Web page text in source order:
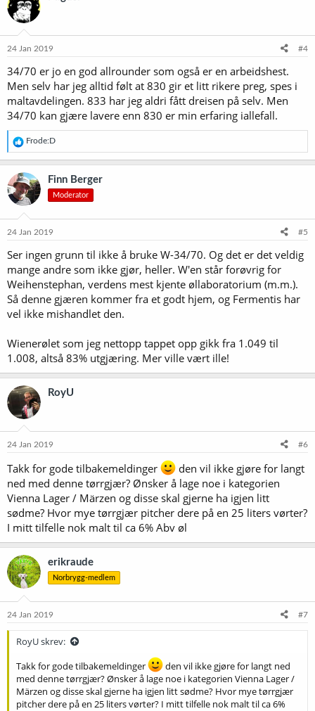
24 Jan 2019 #4
34/70 er jo en god allrounder som også er en arbeidshest.
Men selv har jeg alltid følt at 830 gir et litt rikere preg, spes i
maltavdelingen. 833 har jeg aldri fått dreisen på selv. Men
34/70 kan gjære lavere enn 830 er min erfaring iallefall.
R
e
a
k
s
j
o
e
:
Frode:D
Finn Berger
Moderator
24 Jan 2019 #5
Ser ingen grunn til ikke å bruke W-34/70. Og det er det veldig
mange andre som ikke gjør, heller. W'en står forøvrig for
Weihenstephan, verdens mest kjente øllaboratorium (m.m.).
Så denne gjæren kommer fra et godt hjem, og Fermentis har
vel ikke mishandlet den.
Wienerølet som jeg nettopp tappet opp gikk fra 1.049 til
1.008, altså 83% utgjæring. Mer ville vært ille!
RoyU
24 Jan 2019 #6
Takk for gode tilbakemeldinger
den vil ikke gjøre for langt
ned med denne tørrgjær? Ønsker å lage noe i kategorien
Vienna Lager / Märzen og disse skal gjerne ha igjen litt
sødme? Hvor mye tørrgjær pitcher dere på en 25 liters vørter?
I mitt tilfelle nok malt til ca 6% Abv øl
erikraude
Norbrygg-medlem
24 Jan 2019 #7
RoyU skrev:
Takk for gode tilbakemeldinger
den vil ikke gjøre for langt ned
med denne tørrgjær? Ønsker å lage noe i kategorien Vienna Lager /
Märzen og disse skal gjerne ha igjen litt sødme? Hvor mye tørrgjær
pitcher dere på en 25 liters vørter? I mitt tilfelle nok malt til ca 6%